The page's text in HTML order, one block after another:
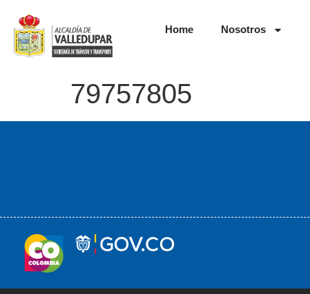
Home Nosotros
79757805